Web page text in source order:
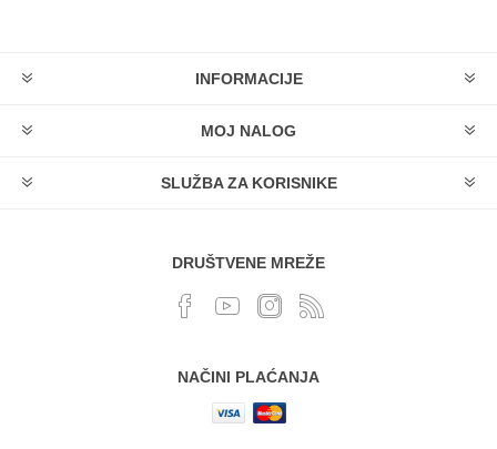
INFORMACIJE
MOJ NALOG
SLUŽBA ZA KORISNIKE
DRUŠTVENE MREŽE
NAČINI PLAĆANJA